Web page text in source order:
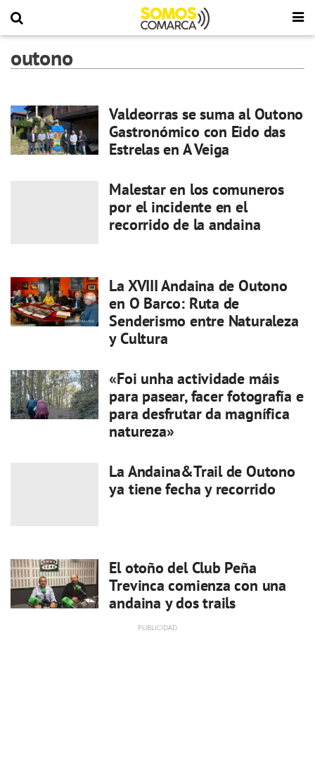
outono
Valdeorras se suma al Outono
Gastronómico con Eido das
Estrelas en A Veiga
Malestar en los comuneros
por el incidente en el
recorrido de la andaina
La XVIII Andaina de Outono
en O Barco: Ruta de
Senderismo entre Naturaleza
y Cultura
«Foi unha actividade máis
para pasear, facer fotografía e
para desfrutar da magnífica
natureza»
La Andaina&Trail de Outono
ya tiene fecha y recorrido
El otoño del Club Peña
Trevinca comienza con una
andaina y dos trails